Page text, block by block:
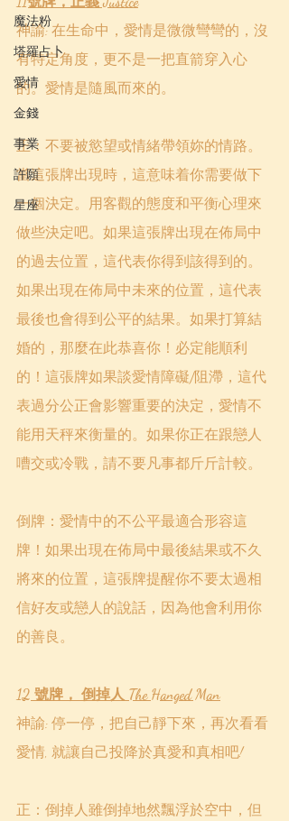
魔法粉
塔羅占卜
愛情
金錢
事業
許願
星座
神諭: 在生命中，愛情是微微彎彎的，沒
有特定角度，更不是一把直箭穿入心
的。愛情是隨風而來的。
正：不要被慾望或情緒帶領妳的情路。
當這張牌出現時，這意味着你需要做下
一個決定。用客觀的態度和平衡心理來
做些決定吧。如果這張牌出現在佈局中
的過去位置，這代表你得到該得到的。
如果出現在佈局中未來的位置，這代表
最後也會得到公平的結果。如果打算結
婚的，那麼在此恭喜你！必定能順利
的！這張牌如果談愛情障礙/阻滯，這代
表過分公正會影響重要的決定，愛情不
能用天秤來衡量的。如果你正在跟戀人
嘈交或冷戰，請不要凡事都斤斤計較。
倒牌：愛情中的不公平最適合形容這
牌！如果出現在佈局中最後結果或不久
將來的位置，這張牌提醒你不要太過相
信好友或戀人的說話，因為他會利用你
的善良。
12 號牌， 倒掉人 The Hanged Man
神諭: 停一停，把自己靜下來，再次看看
愛情, 就讓自己投降於真愛和真相吧!
正：倒掉人雖倒掉地然飄浮於空中，但